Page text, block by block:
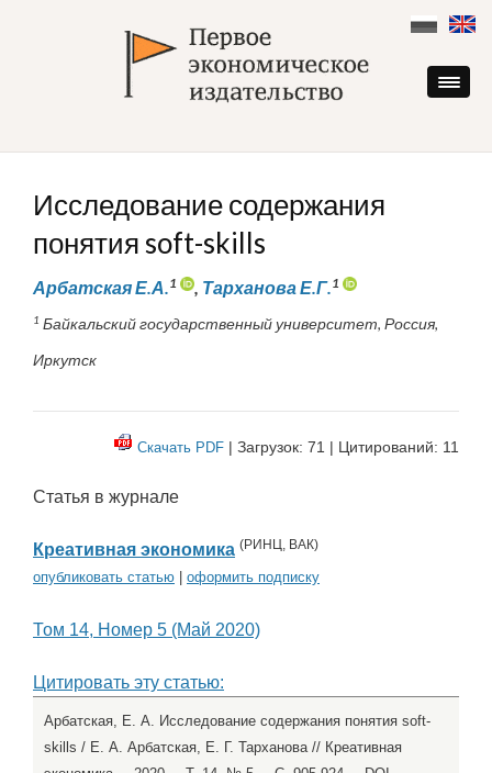
content
Исследование содержания
понятия soft-skills
Арбатская Е.А.1 , Тарханова Е.Г.1
1 Байкальский государственный университет, Россия,
Иркутск
Скачать PDF | Загрузок: 71 | Цитирований: 11
Статья в журнале
Креативная экономика (РИНЦ, ВАК)
опубликовать статью оформить подписку
Том 14, Номер 5 (Май 2020)
Цитировать эту статью:
Арбатская, Е. А. Исследование содержания понятия soft-
skills / Е. А. Арбатская, Е. Г. Тарханова // Креативная